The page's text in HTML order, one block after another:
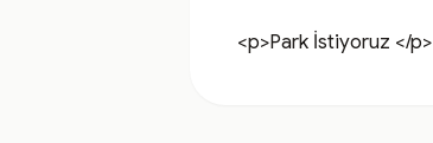
<p>Park İstiyoruz </p>